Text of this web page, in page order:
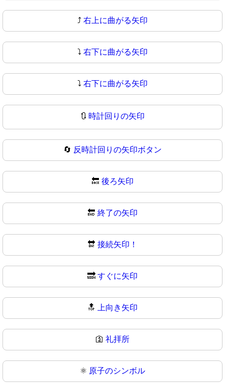
⤴ 右上に曲がる矢印
⤵️ 右下に曲がる矢印
⤵ 右下に曲がる矢印
🔃 時計回りの矢印
🔄 反時計回りの矢印ボタン
🔙 後ろ矢印
🔚 終了の矢印
🔛 接続矢印！
🔜 すぐに矢印
🔝 上向き矢印
🛐 礼拝所
⚛️ 原子のシンボル